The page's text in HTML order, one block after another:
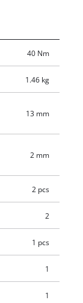
40 Nm
1.46 kg
13 mm
2 mm
2 pcs
2
1 pcs
1
1